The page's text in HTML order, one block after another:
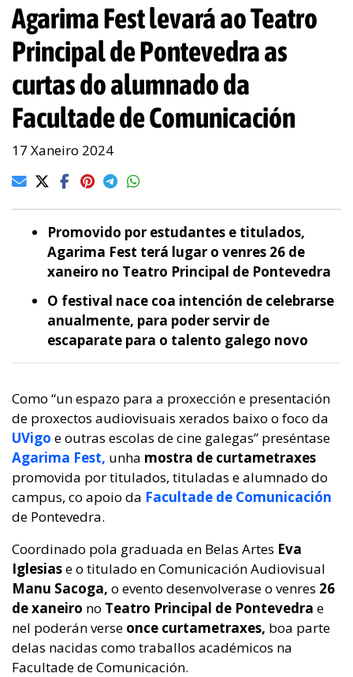
Agarima Fest levará ao Teatro
Principal de Pontevedra as
curtas do alumnado da
Facultade de Comunicación
17 Xaneiro 2024
Promovido por estudantes e titulados,
Agarima Fest terá lugar o venres 26 de
xaneiro no Teatro Principal de Pontevedra
O festival nace coa intención de celebrarse
anualmente, para poder servir de
escaparate para o talento galego novo
Como “un espazo para a proxección e presentación
de proxectos audiovisuais xerados baixo o foco da
UVigo e outras escolas de cine galegas” preséntase
Agarima Fest, unha mostra de curtametraxes
promovida por titulados, tituladas e alumnado do
campus, co apoio da Facultade de Comunicación
de Pontevedra.
Coordinado pola graduada en Belas Artes Eva
Iglesiase o titulado en Comunicación Audiovisual
Manu Sacoga, o evento desenvolverase o venres 26
de xaneiro no Teatro Principal de Pontevedra e
nel poderán verse once curtametraxes, boa parte
delas nacidas como traballos académicos na
Facultade de Comunicación.